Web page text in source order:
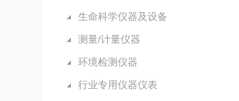
生命科学仪器及设备
测量/计量仪器
环境检测仪器
行业专用仪器仪表